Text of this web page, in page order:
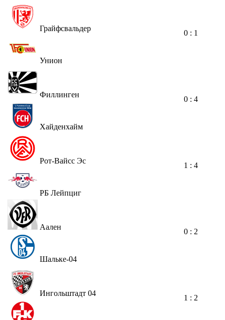
Грайфсвальдер
Унион
0 : 1
Филлинген
Хайденхайм
0 : 4
Рот-Вайсс Эс
РБ Лейпциг
1 : 4
Аален
Шальке-04
0 : 2
Ингольштадт 04
1 : 2